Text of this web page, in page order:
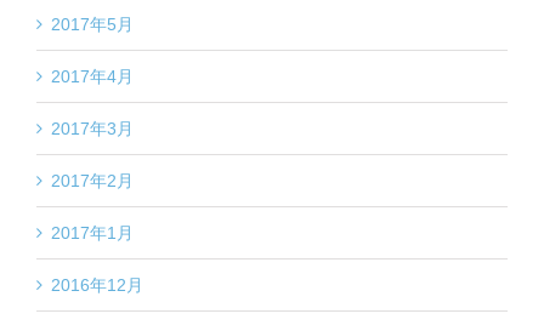
2017年5月
2017年4月
2017年3月
2017年2月
2017年1月
2016年12月